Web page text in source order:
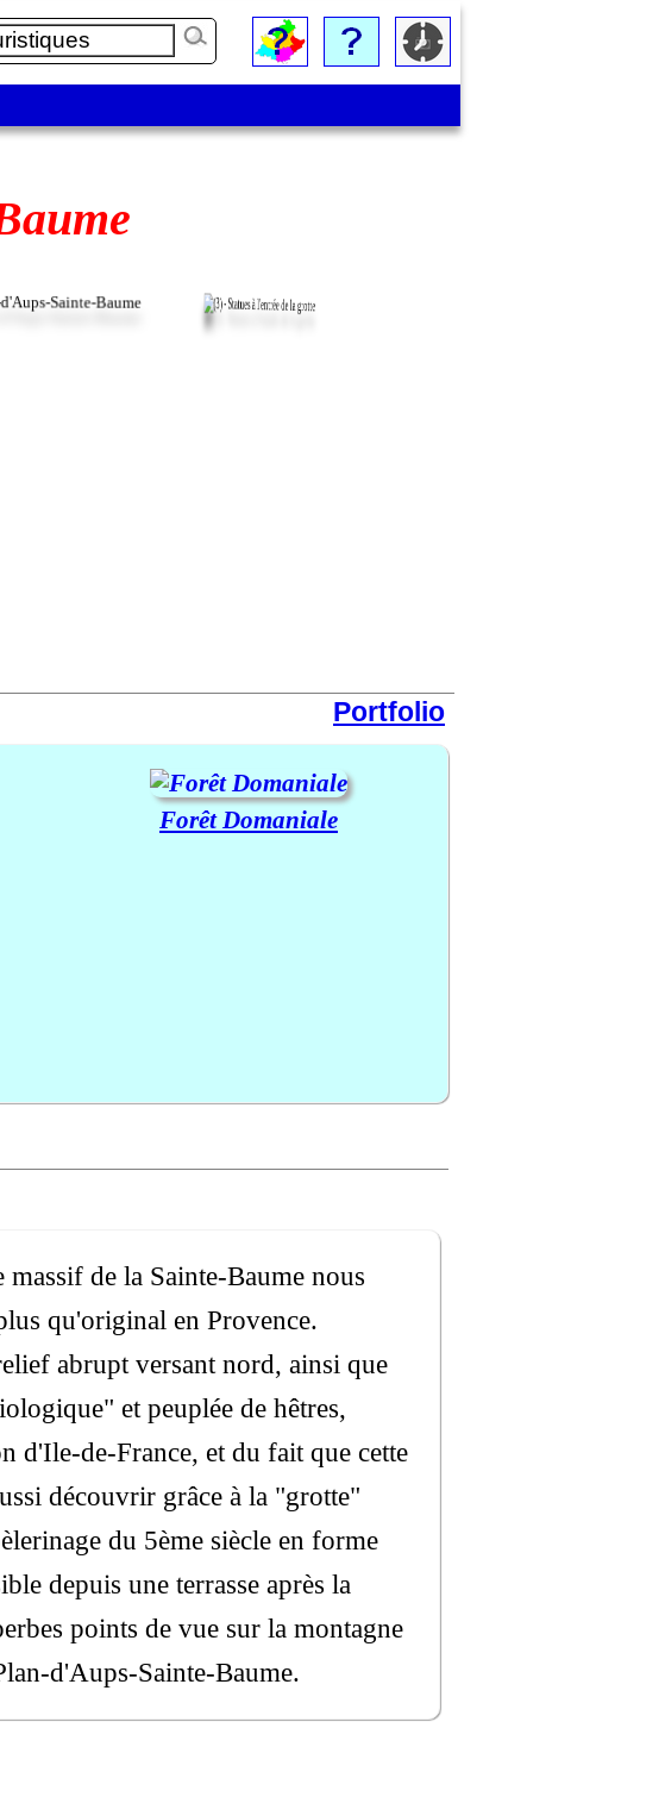
Portfolio
Forêt Domaniale
de la Sainte-Baume nous
qu'original en Provence.
abrupt versant nord, ainsi que
et peuplée de hêtres,
d'Ile-de-France, et du fait que cette
découvrir grâce à la "grotte"
du 5ème siècle en forme
depuis une terrasse après la
points de vue sur la montagne
d'Aups-Sainte-Baume.